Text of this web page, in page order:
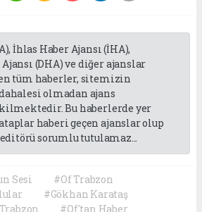
İhlas Haber Ajansı (İHA),
(DHA) ve diğer ajanslar
tüm haberler, sitemizin
olmadan ajans
Bu haberlerde yer
haberi geçen ajanslar olup
sorumlu tutulamaz...
Sesi
#Of Trabzon
#Gökhan Karataş
#Of'tan Haber